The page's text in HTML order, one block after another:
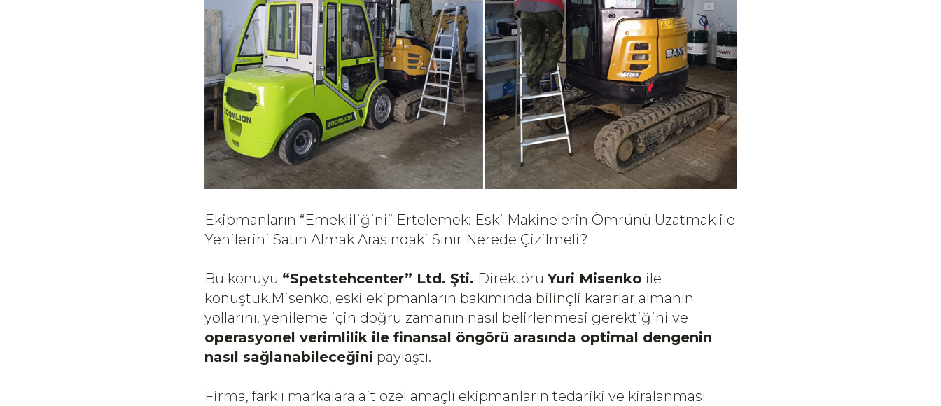
Ekipmanların “Emekliliğini” Ertelemek: Eski Makinelerin Ömrünü Uzatmak ile
Yenilerini Satın Almak Arasındaki Sınır Nerede Çizilmeli?
Bu konuyu “Spetstehcenter” Ltd. Şti. DirektörüYuri Misenko ile
konuştuk.Misenko, eski ekipmanların bakımında bilinçli kararlar almanın
yollarını, yenileme için doğru zamanın nasıl belirlenmesi gerektiğini ve
operasyonel verimlilik ile finansal öngörü arasında optimal dengenin
nasıl sağlanabileceğini paylaştı.
Firma, farklı markalara ait özel amaçlı ekipmanların tedariki ve kiralanması